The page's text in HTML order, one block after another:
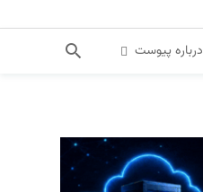
درباره پیوست